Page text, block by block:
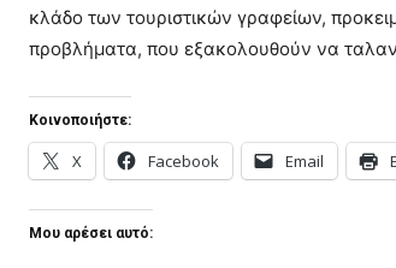
κλάδο των τουριστικών γραφείων,
προβλήματα, που εξακολουθούν να
Κοινοποιήστε:
X Facebook Email
Μου αρέσει αυτό: